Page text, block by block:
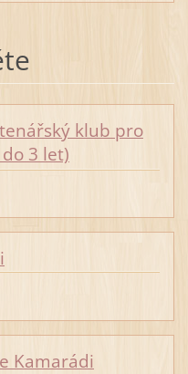
klub pro
3 let)
Kamarádi